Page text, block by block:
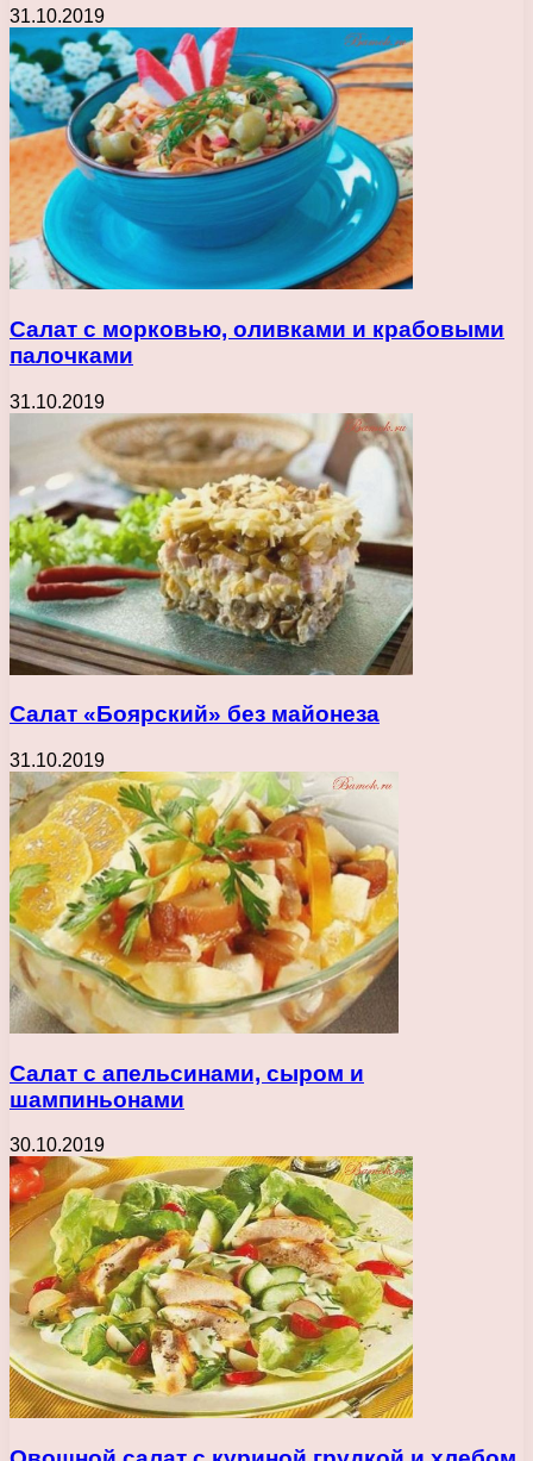
31.10.2019
Салат с морковью, оливками и крабовыми
палочками
31.10.2019
Салат «Боярский» без майонеза
31.10.2019
Салат с апельсинами, сыром и
шампиньонами
30.10.2019